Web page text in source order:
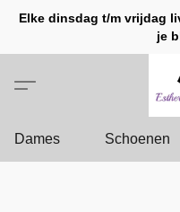
Elke dinsdag t/m vrijdag
je
Dames Schoenen